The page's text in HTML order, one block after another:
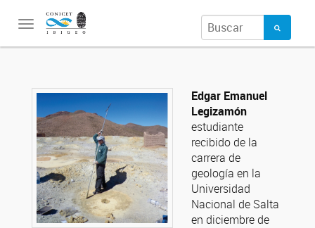
Toggle
Edgar Emanuel
Legizamón
estudiante
recibido de la
carrera de
geología en la
Universidad
Nacional de Salta
en diciembre de